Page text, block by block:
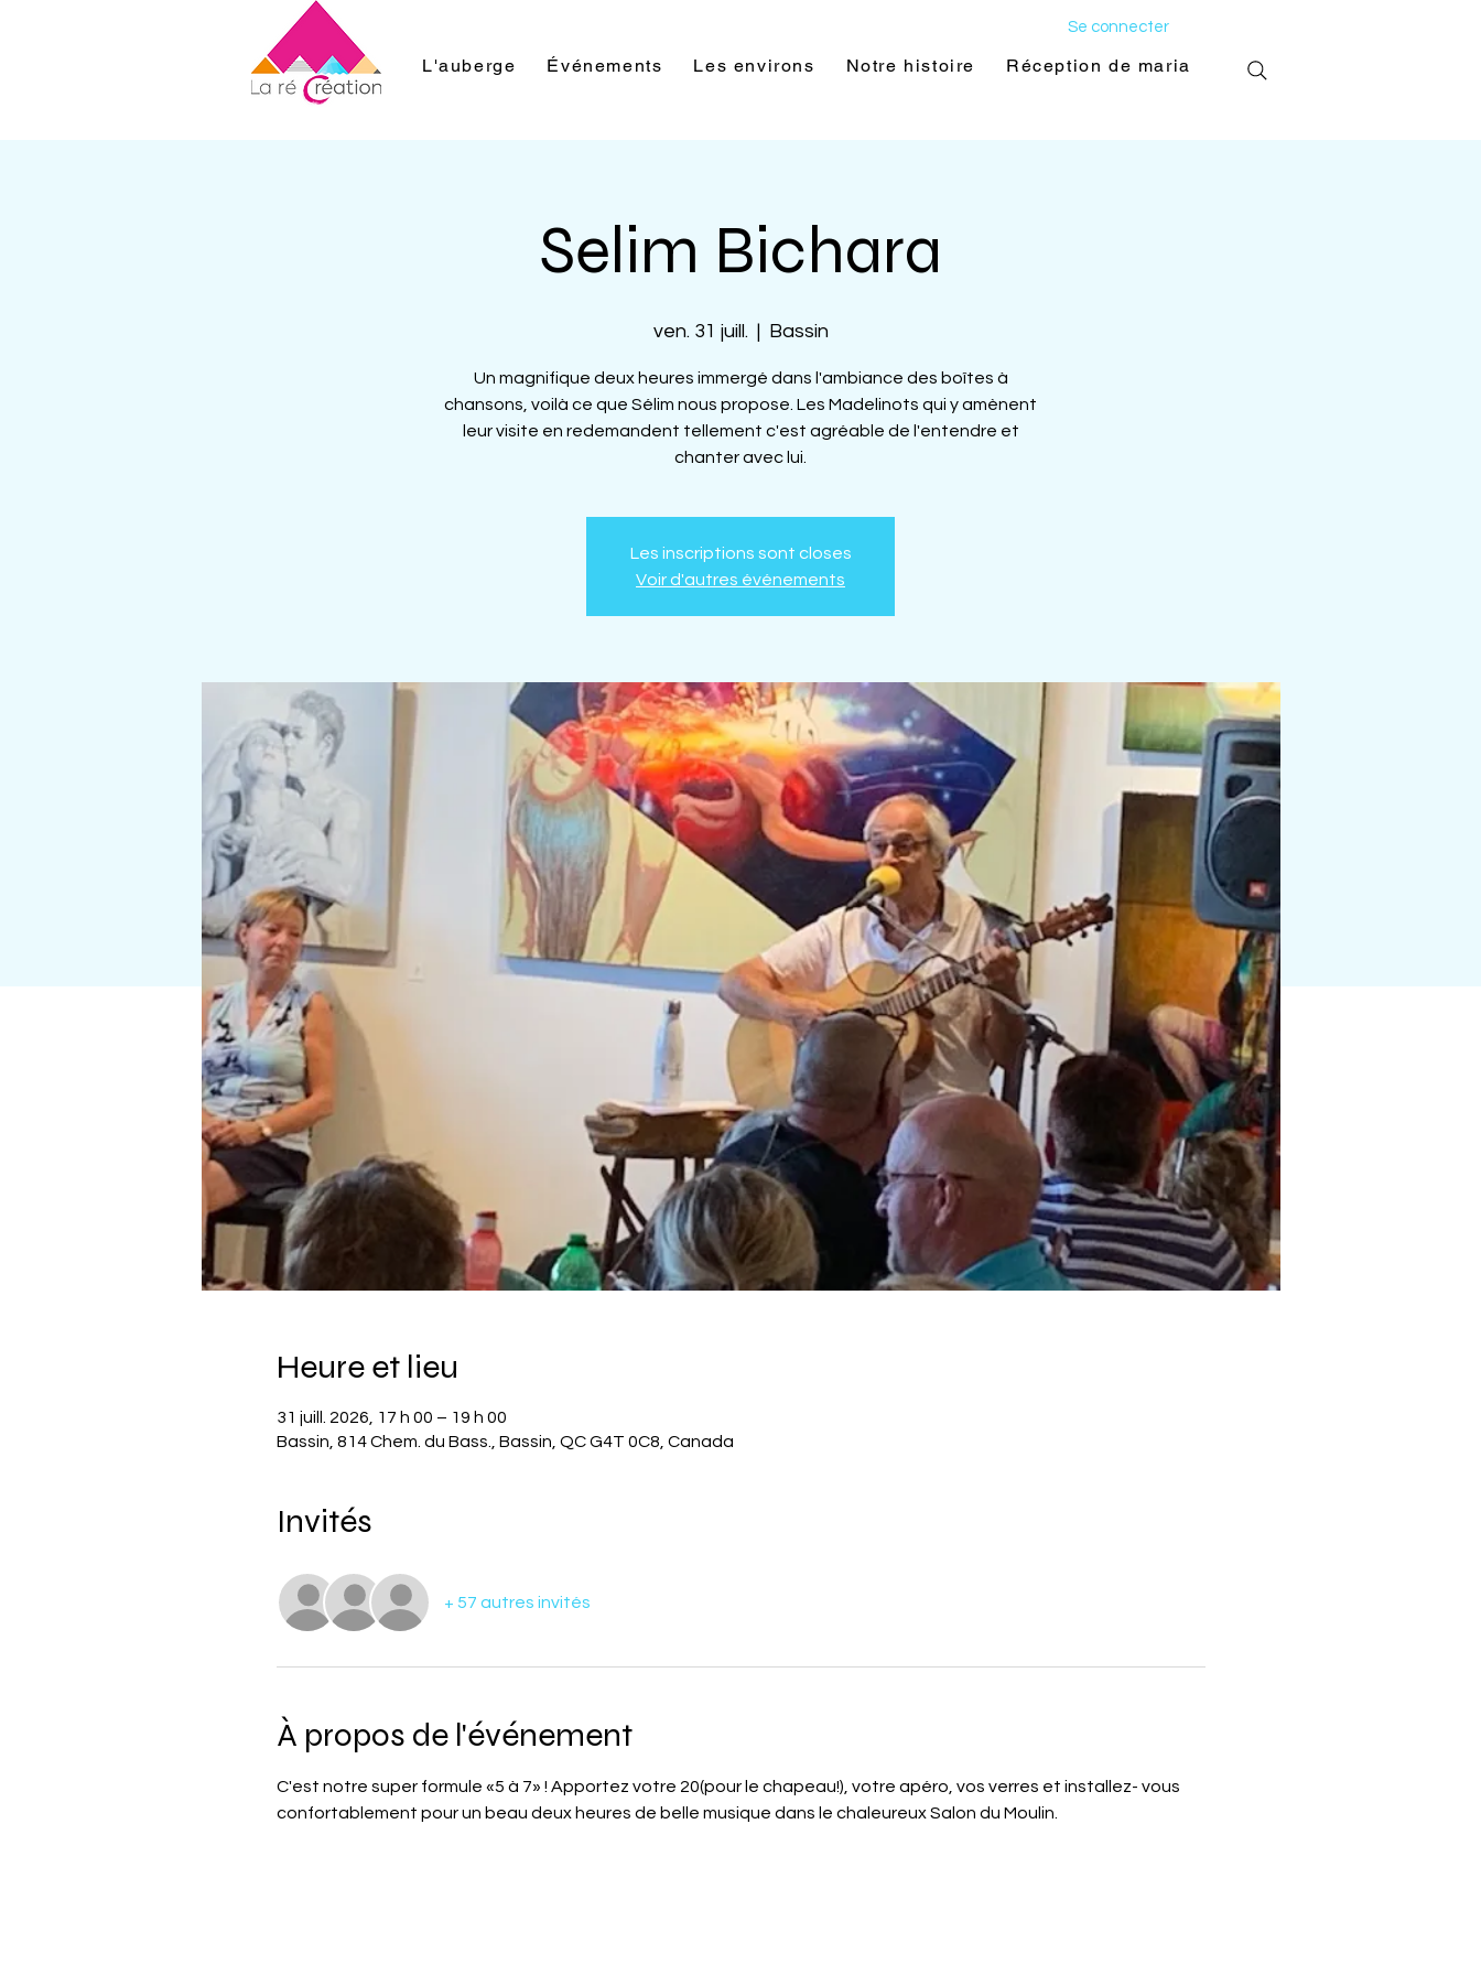
L'auberge Événements Les environs Notre histoire Réception de mariage Galerie photo
Se connecter
Selim Bichara
ven. 31 juill.
  |
Bassin
Un magnifique deux heures immergé dans l'ambiance des boîtes à
chansons, voilà ce que Sélim nous propose. Les Madelinots qui y amènent
leur visite en redemandent tellement c'est agréable de l'entendre et
chanter avec lui.
Les inscriptions sont closes
Voir d'autres événements
Heure et lieu
31 juill. 2026, 17 h 00 – 19 h 00
Bassin, 814 Chem. du Bass., Bassin, QC G4T 0C8, Canada
Invités
+ 57 autres invités
À propos de l'événement
C'est notre super formule «5 à 7» ! Apportez votre 20(pour le chapeau!), votre apéro, vos verres et installez- vous
confortablement pour un beau deux heures de belle musique dans le chaleureux Salon du Moulin.